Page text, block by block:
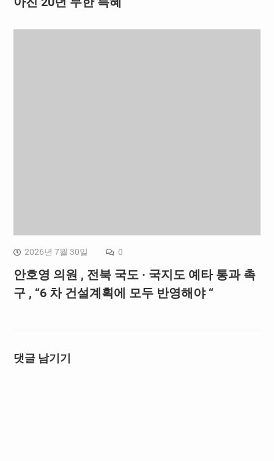
2026년 7월 30일 0
안호영 의원 , 전북 국도 · 국지도 예타 통과 촉
구 , “6 차 건설계획에 모두 반영해야 “
댓글 남기기